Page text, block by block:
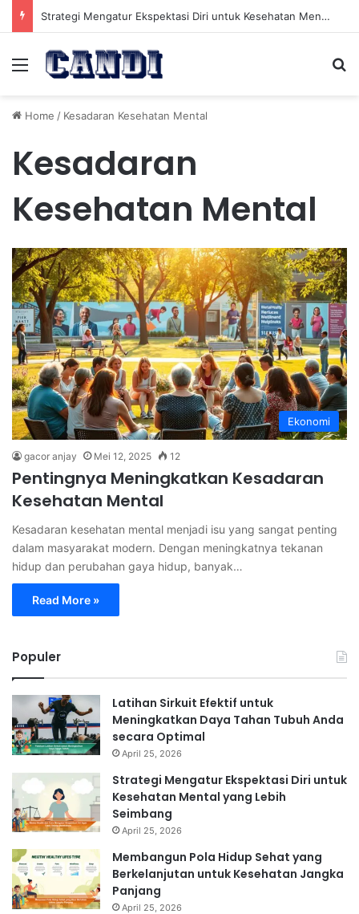
Strategi Mengatur Ekspektasi Diri untuk Kesehatan Mental yang Lebih Seimbang
Menu
Home / Kesadaran Kesehatan Mental
Kesadaran
Kesehatan Mental
Ekonomi
gacor anjay Mei 12, 2025 12
Pentingnya Meningkatkan Kesadaran
Kesehatan Mental
Kesadaran kesehatan mental menjadi isu yang sangat penting
dalam masyarakat modern. Dengan meningkatnya tekanan
hidup dan perubahan gaya hidup, banyak…
Read More »
Populer
Latihan Sirkuit Efektif untuk
Meningkatkan Daya Tahan Tubuh Anda
secara Optimal
April 25, 2026
Strategi Mengatur Ekspektasi Diri untuk
Kesehatan Mental yang Lebih
Seimbang
April 25, 2026
Membangun Pola Hidup Sehat yang
Berkelanjutan untuk Kesehatan Jangka
Panjang
April 25, 2026